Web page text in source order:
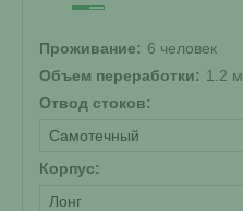
Проживание: 6 человек
Объем переработки: 1.2 м
Отвод стоков:
Самотечный
Корпус:
Лонг